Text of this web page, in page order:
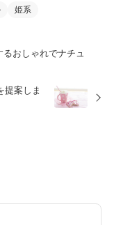
姫系
おしゃれでナチュ
提案しま